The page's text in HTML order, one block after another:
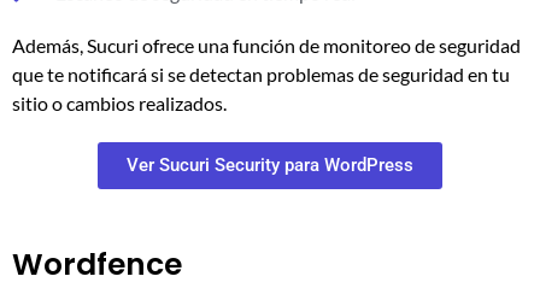
Además, Sucuri ofrece una función de monitoreo de seguridad
que te notificará si se detectan problemas de seguridad en tu
sitio o cambios realizados.
Ver Sucuri Security para WordPress
Wordfence